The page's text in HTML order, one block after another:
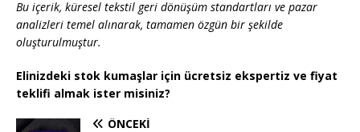
Bu içerik, küresel tekstil geri dönüşüm standartları ve pazar
analizleri temel alınarak, tamamen özgün bir şekilde
oluşturulmuştur.
Elinizdeki stok kumaşlar için ücretsiz ekspertiz ve fiyat
teklifi almak ister misiniz?
ÖNCEKI